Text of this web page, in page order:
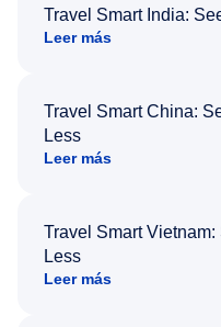
Travel Smart India:
Leer más
Travel Smart China:
Less
Leer más
Travel Smart
Less
Leer más